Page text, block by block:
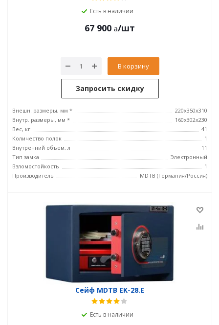
Есть в наличии
67 900 /шт
В корзину
Запросить скидку
Внешн. размеры, мм *
220x350x310
Внутр. размеры, мм *
160x302x230
Вес, кг
41
Количество полок
1
Внутренний объем, л
11
Тип замка
Электронный
Взломостойкость
1
Производитель
MDTB (Германия/Россия)
Сейф MDTB EK-28.E
Есть в наличии